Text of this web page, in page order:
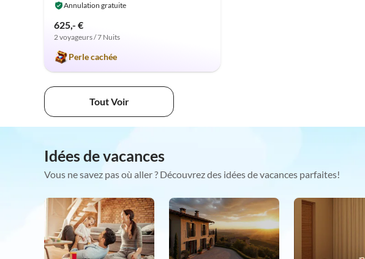
Annulation gratuite
625,- €
2 voyageurs / 7 Nuits
Perle cachée
Tout Voir
Idées de vacances
Vous ne savez pas où aller ? Découvrez des idées de vacances parfaites!